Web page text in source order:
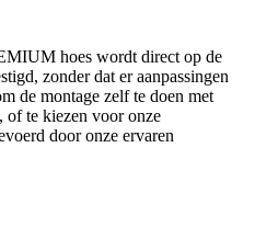
hoes wordt direct op de
zonder dat er aanpassingen
de montage zelf te doen met
of te kiezen voor onze
door onze ervaren